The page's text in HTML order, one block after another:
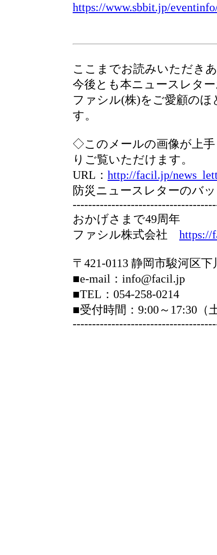
https://www.sbbit.jp/
ここまでお読みいただき
今後とも本ニュースレタ
ファシル(株)をご愛顧の
す。
◇このメールの画像が上
りご覧いただけます。
URL： http://facil.jp/
防災ニュースレターのバ
おかげさまで49周年
ファシル株式会社 https://
〒421-0113 静岡市駿河区下
■e-mail：info@facil.jp
■TEL：054-258-0214
■受付時間：9:00～17:30（